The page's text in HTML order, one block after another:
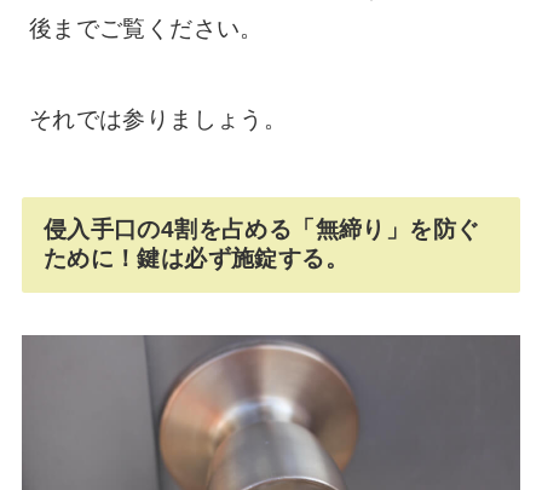
後までご覧ください。
それでは参りましょう。
侵入手口の4割を占める「無締り」を防ぐ
ために！鍵は必ず施錠する。